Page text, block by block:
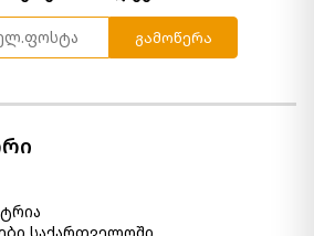
გამოწერა